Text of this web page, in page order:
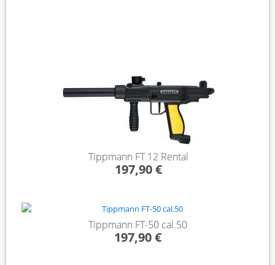
Tippmann FT 12 Rental
197,90 €
Tippmann FT-50 cal.50
197,90 €